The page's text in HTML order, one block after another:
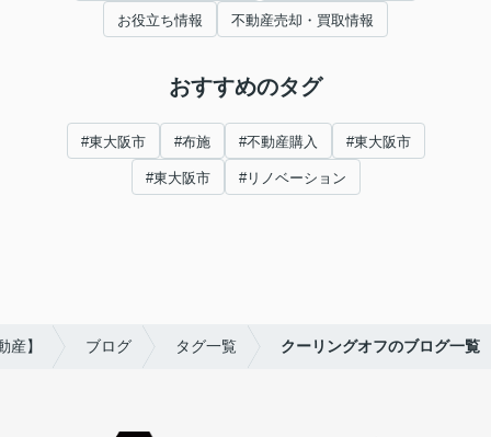
お役立ち情報 不動産売却・買取情報
おすすめのタグ
#東大阪市 #布施 #不動産購入 #東大阪市
#東大阪市 #リノベーション
】 ブログ タグ一覧 クーリングオフのブログ一覧